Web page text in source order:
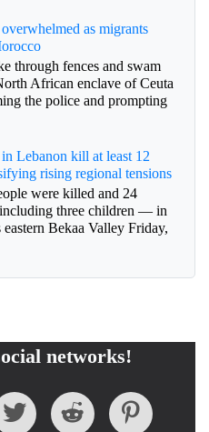
as migrants
through fences and swam
African enclave of Ceuta
the police and prompting
Lebanon kill at least 12
rising regional tensions
were killed and 24
three children — in
Bekaa Valley Friday,
networks!